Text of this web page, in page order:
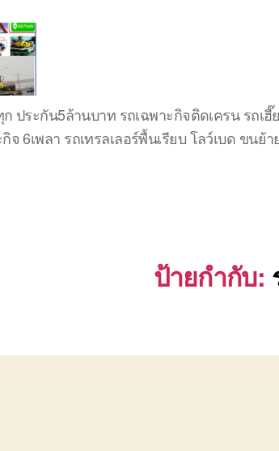
ประกัน5ล้านบาท รถเฉพาะกิจติดเครน รถเฮี๊
6เพลา รถเทรลเลอร์พื้นเรียบ โลว์เบด ขนย้า
ป้ายกำกับ: